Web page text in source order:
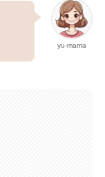
yu-mama